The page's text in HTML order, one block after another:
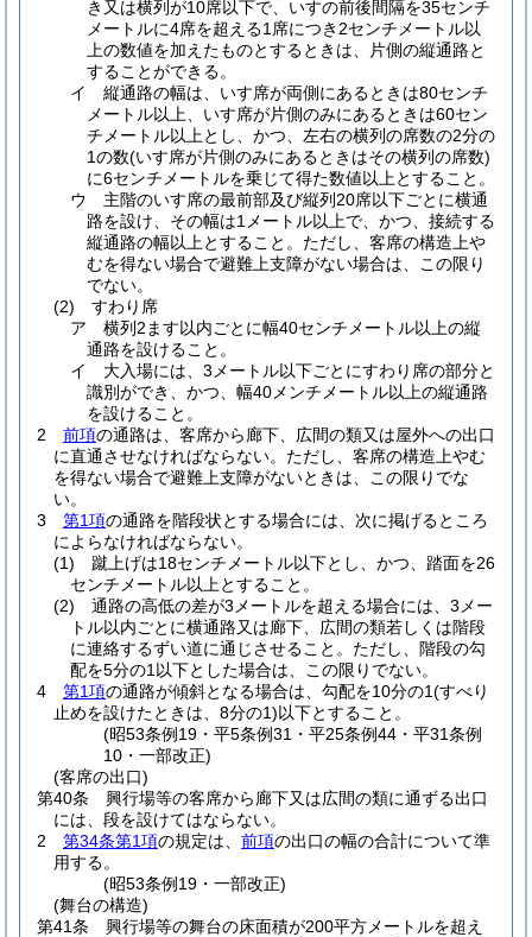
き又は横列が10席以下で、いすの前後間隔を35センチ
メートルに4席を超える1席につき2センチメートル以
上の数値を加えたものとするときは、片側の縦通路と
することができる。
イ
縦通路の幅は、いす席が両側にあるときは80センチ
メートル以上、いす席が片側のみにあるときは60セン
チメートル以上とし、かつ、左右の横列の席数の2分の
1の数(いす席が片側のみにあるときはその横列の席数)
に6センチメートルを乗じて得た数値以上とすること。
ウ
主階のいす席の最前部及び縦列20席以下ごとに横通
路を設け、その幅は1メートル以上で、かつ、接続する
縦通路の幅以上とすること。 ただし、客席の構造上や
むを得ない場合で避難上支障がない場合は、この限り
でない。
(2)
すわり席
ア
横列2ます以内ごとに幅40センチメートル以上の縦
通路を設けること。
イ
大入場には、3メートル以下ごとにすわり席の部分と
識別ができ、かつ、幅40メンチメートル以上の縦通路
を設けること。
2
前項の通路は、客席から廊下、広間の類又は屋外への出口
に直通させなければならない。 ただし、客席の構造上やむ
を得ない場合で避難上支障がないときは、この限りでな
い。
3
第1項の通路を階段状とする場合には、次に掲げるところ
によらなければならない。
(1)
蹴上げは18センチメートル以下とし、かつ、踏面を26
センチメートル以上とすること。
(2)
通路の高低の差が3メートルを超える場合には、3メー
トル以内ごとに横通路又は廊下、広間の類若しくは階段
に連絡するずい道に通じさせること。 ただし、階段の勾
配を5分の1以下とした場合は、この限りでない。
4
第1項の通路が傾斜となる場合は、勾配を10分の1(すべり
止めを設けたときは、8分の1)以下とすること。
(昭53条例19・平5条例31・平25条例44・平31条例
10・一部改正)
(客席の出口)
第40条
興行場等の客席から廊下又は広間の類に通ずる出口
には、段を設けてはならない。
2
第34条第1項の規定は、 前項の出口の幅の合計について準
用する。
(昭53条例19・一部改正)
(舞台の構造)
第41条
興行場等の舞台の床面積が200平方メートルを超え